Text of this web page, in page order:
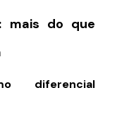
mais do que
diferencial